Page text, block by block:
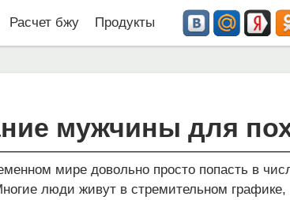
Расчет бжу Продукты
мужчины для
мире довольно просто попасть в
люди живут в стремительном